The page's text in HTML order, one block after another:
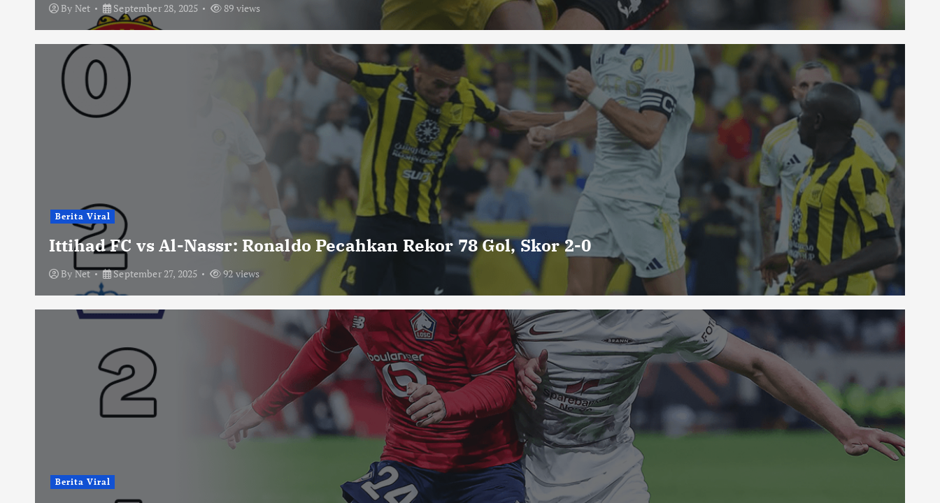
By Net September 28, 2025 89 views
Berita Viral
Ittihad FC vs Al-Nassr: Ronaldo Pecahkan Rekor 78 Gol, Skor 2-0
ByNet September 27, 2025 92 views
Berita Viral